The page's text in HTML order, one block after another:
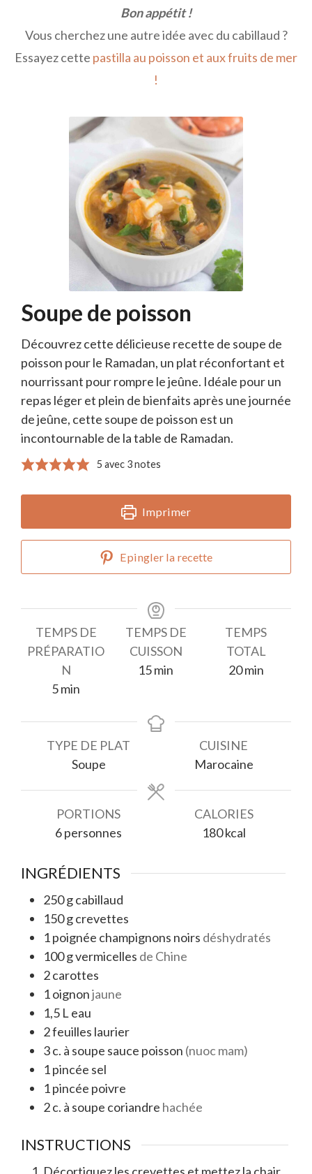
Bon appétit !
Vous cherchez une autre idée avec du cabillaud ?
Essayez cette pastilla au poisson et aux fruits de mer
!
Soupe de poisson
Découvrez cette délicieuse recette de soupe de
poisson pour le Ramadan, un plat réconfortant et
nourrissant pour rompre le jeûne. Idéale pour un
repas léger et plein de bienfaits après une journée
de jeûne, cette soupe de poisson est un
incontournable de la table de Ramadan.
5 avec 3notes
Imprimer
Epingler la recette
TEMPS DE
PRÉPARATIO
N
5minutes
min
TEMPS DE
CUISSON
15minutes
min
TEMPS
TOTAL
20minutes
min
TYPE DE PLAT
Soupe
CUISINE
Marocaine
PORTIONS
6personnes
CALORIES
180 kcal
INGRÉDIENTS
250gcabillaud
150gcrevettes
1poignée champignons noirs déshydratés
100gvermicelles de Chine
2carottes
1oignonjaune
1,5 L eau
2feuilles laurier
3c. à soupe sauce poisson (nuoc mam)
1pincée sel
1pincée poivre
2c. à soupe coriandre hachée
INSTRUCTIONS